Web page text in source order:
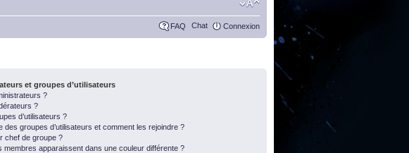
FAQ Chat Connexion
et groupes d’utilisateurs
?
?
d’utilisateurs ?
des groupes d’utilisateurs et comment les rejoindre ?
chef de groupe ?
membres apparaissent dans une couleur différente ?